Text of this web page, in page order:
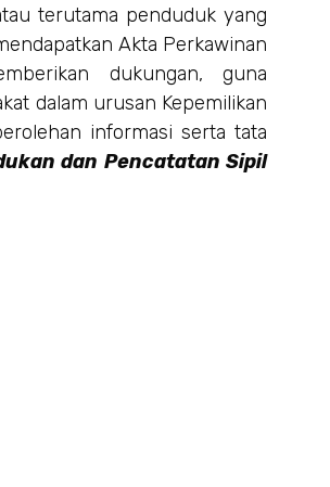
terutama penduduk yang
Akta Perkawinan
dukungan, guna
dalam urusan Kepemilikan
informasi serta tata
dan Pencatatan Sipil